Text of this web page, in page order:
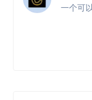
一个可